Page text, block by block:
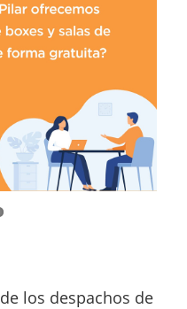
los despachos de